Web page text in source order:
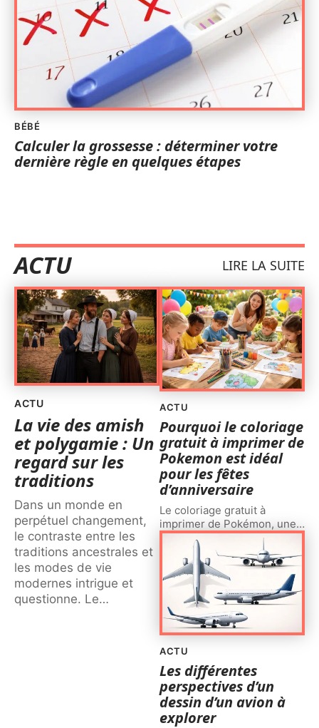
BÉBÉ
Calculer la grossesse : déterminer votre
dernière règle en quelques étapes
ACTU LIRE LA SUITE
ACTU
La vie des amish
et polygamie : Un
regard sur les
traditions
Dans un monde en
perpétuel changement,
le contraste entre les
traditions ancestrales et
les modes de vie
modernes intrigue et
questionne. Le…
ACTU
Pourquoi le coloriage
gratuit à imprimer de
Pokemon est idéal
pour les fêtes
d’anniversaire
Le coloriage gratuit à
imprimer de Pokémon, une…
ACTU
Les différentes
perspectives d’un
dessin d’un avion à
explorer